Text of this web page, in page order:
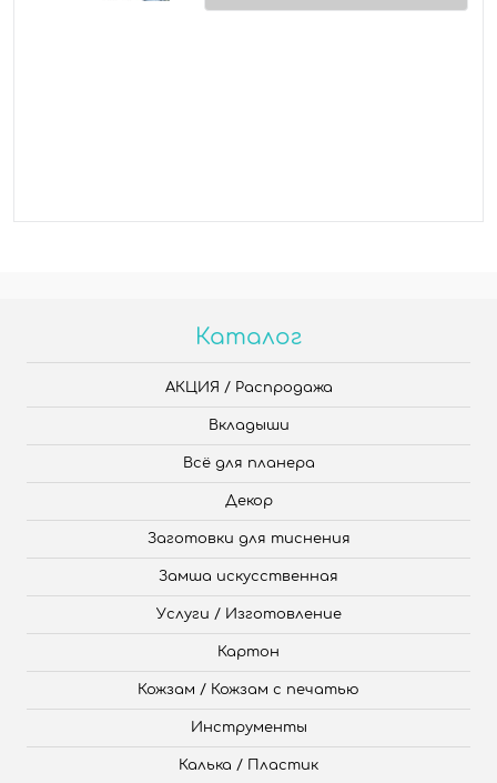
Каталог
АКЦИЯ / Распродажа
Вкладыши
Всё для планера
Декор
Заготовки для тиснения
Замша искусственная
Услуги / Изготовление
Картон
Кожзам / Кожзам с печатью
Инструменты
Калька / Пластик